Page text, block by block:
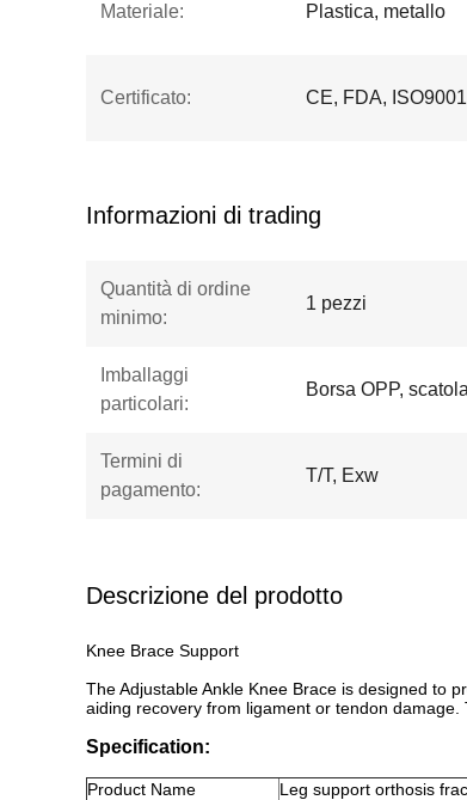
Materiale: Plastica, metallo
Certificato: CE, FDA,
Informazioni di trading
Quantità di ordine
minimo:
1 pezzi
Imballaggi
particolari:
Borsa OPP,
Termini di
pagamento:
T/T, Exw
Descrizione del prodotto
Knee Brace Support
The Adjustable Ankle Knee Brace is designed to
aiding recovery from ligament or tendon
Specification:
Product Name
Leg support orthosis